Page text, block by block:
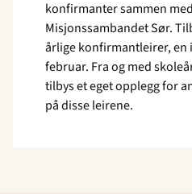
konfirmanter sammen
Misjonssambandet Sør.
årlige konfirmantleirer, en
februar. Fra og med
tilbys et eget opplegg for
på disse leirene.